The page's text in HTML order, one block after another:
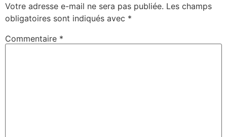
Votre adresse e-mail ne sera pas publiée. Les champs
obligatoires sont indiqués avec *
Commentaire *